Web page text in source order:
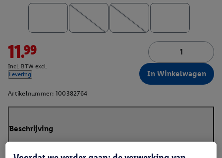
11.99
Incl. BTW excl.
Levering
In Winkelwagen
Artikelnummer: 100382764
Beschrijving